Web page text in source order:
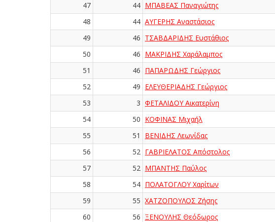
47
44 ΜΠΑΒΕΑΣ Παναγιώτης
48
44 ΑΥΓΕΡΗΣ Αναστάσιος
49
46 ΤΣΑΒΔΑΡΙΔΗΣ Ευστάθιος
50
46 ΜΑΚΡΙΔΗΣ Χαράλαμπος
51
46 ΠΑΠΑΡΩΔΗΣ Γεώργιος
52
49 ΕΛΕΥΘΕΡΙΑΔΗΣ Γεώργιος
53
3 ΦΕΤΑΛΙΔΟΥ Αικατερίνη
54
50 ΚΟΦΙΝΑΣ Μιχαήλ
55
51 ΒΕΝΙΔΗΣ Λεωνίδας
56
52 ΓΑΒΡΙΕΛΑΤΟΣ Απόστολος
57
52 ΜΠΑΝΤΗΣ Παύλος
58
54 ΠΟΛΑΤΟΓΛΟΥ Χαρίτων
59
55 ΧΑΤΖΟΠΟΥΛΟΣ Ζήσης
60
56 ΞΕΝΟΥΛΗΣ Θεόδωρος